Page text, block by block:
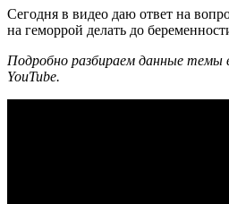
Сегодня в видео даю ответ на
на геморрой делать до
Подробно разбираем данные темы
YouTube.